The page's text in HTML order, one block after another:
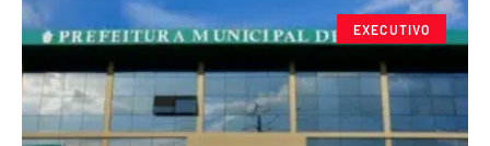
EXECUTIVO